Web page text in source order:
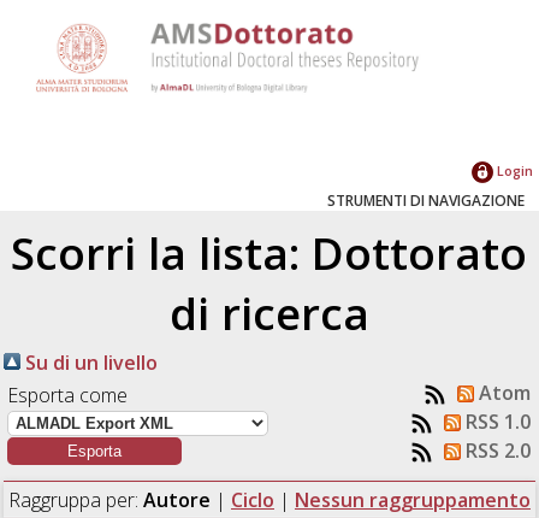
Login
STRUMENTI DI NAVIGAZIONE
Scorri la lista: Dottorato
di ricerca
Su di un livello
Esporta come
Atom
RSS 1.0
RSS 2.0
Raggruppa per: Autore | Ciclo | Nessun raggruppamento